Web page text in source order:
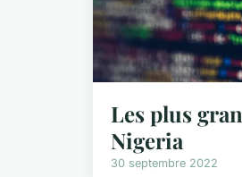
Les plus
Nigeria
30 septembre 2022